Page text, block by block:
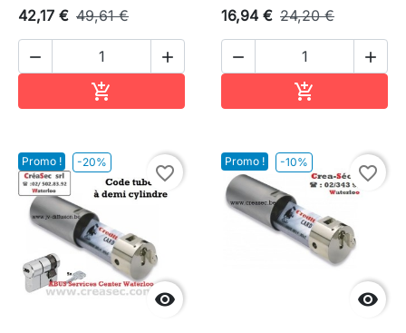
42,17 € 49,61 €
 

16,94 € 24,20 €
 

Promo ! -20%

favorite_border
Promo ! -10%

favorite_border